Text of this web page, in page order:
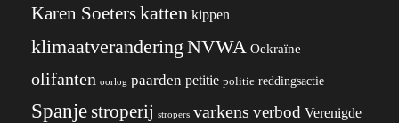
Karen Soeterskatten kippen
klimaatverandering NVWA Oekraïne
olifanten oorlog paarden petitie politie reddingsactie
Spanjestroperij stropers varkens verbod Verenigde